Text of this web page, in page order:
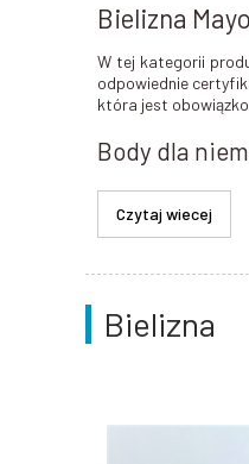
Bielizna
W tej kategorii
odpowiednie
która jest
Body dla
Body niemowlęce
dlatego tak ważne
dziewczynkizapinane
Rampersy dla
wymianę pieluszki.
Pajacyki
Bielizna